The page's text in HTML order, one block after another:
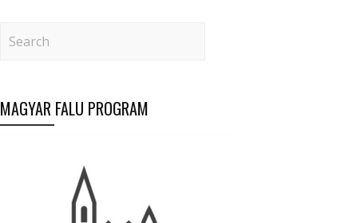
MAGYAR FALU PROGRAM